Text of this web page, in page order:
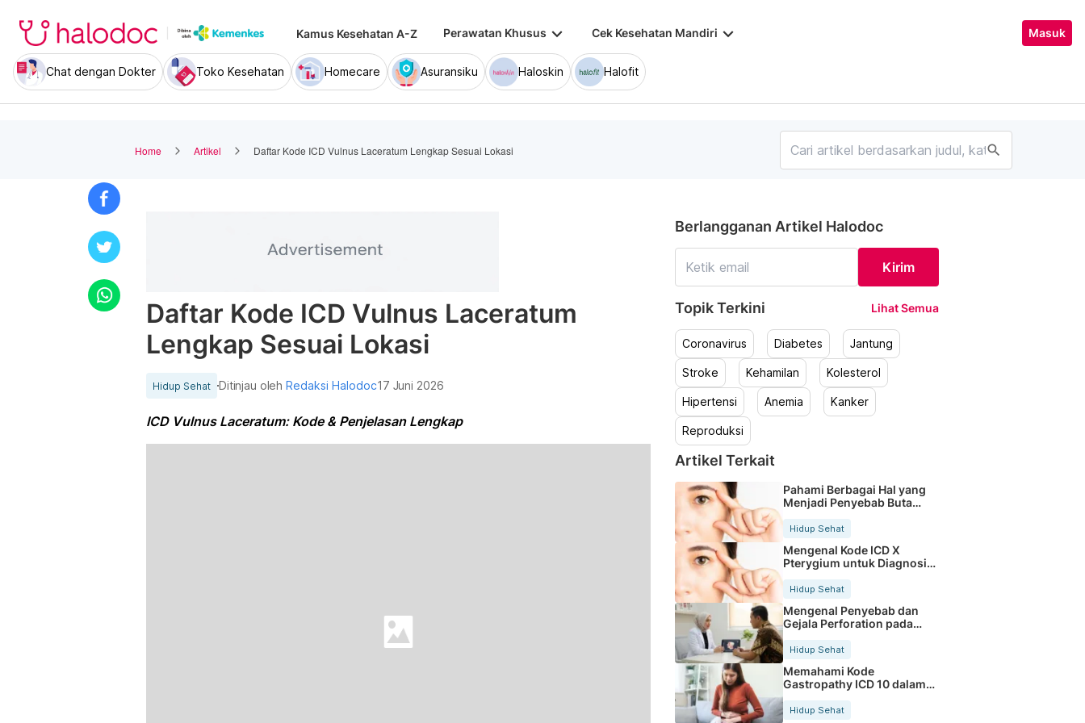
Kamus Kesehatan A-Z Perawatan Khusus keyboard_arrow_down Cek Kesehatan Mandiri keyboard_arrow_down Masuk
Chat dengan Dokter Toko Kesehatan Homecare Asuransiku Haloskin Halofit
Home Artikel Daftar Kode ICD Vulnus Laceratum Lengkap Sesuai Lokasi search
Daftar Kode ICD Vulnus Laceratum
Lengkap Sesuai Lokasi
Hidup Sehat Ditinjau olehRedaksi Halodoc17 Juni 2026
ICD Vulnus Laceratum: Kode & Penjelasan Lengkap
Berlangganan Artikel Halodoc
Kirim
Topik Terkini Lihat Semua
Coronavirus Diabetes Jantung
Stroke Kehamilan Kolesterol
Hipertensi Anemia Kanker
Reproduksi
Artikel Terkait
Pahami Berbagai Hal yang
Menjadi Penyebab Buta
Hidup Sehat
Mengenal Kode ICD X
Pterygium untuk Diagnosis
Hidup Sehat
Mengenal Penyebab dan
Gejala Perforation pada
Tubuh
Hidup Sehat
Memahami Kode
Gastropathy ICD 10 dalam
Rekam Medis Pasien
Hidup Sehat